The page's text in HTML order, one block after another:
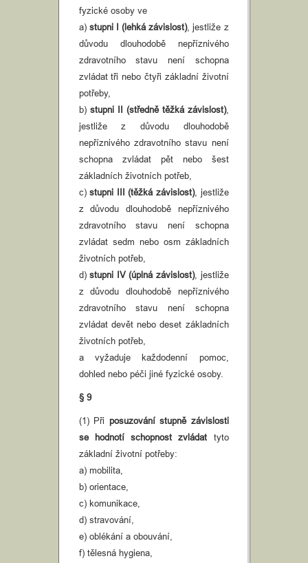
fyzické osoby ve
a) stupni I (lehká závislost), jestliže z
důvodu dlouhodobě nepříznivého
zdravotního stavu není schopna
zvládat tři nebo čtyři základní životní
potřeby,
b) stupni II (středně těžká závislost),
jestliže z důvodu dlouhodobě
nepříznivého zdravotního stavu není
schopna zvládat pět nebo šest
základních životních potřeb,
c)stupni III (těžká závislost), jestliže
z důvodu dlouhodobě nepříznivého
zdravotního stavu není schopna
zvládat sedm nebo osm základních
životních potřeb,
d)stupni IV (úplná závislost), jestliže
z důvodu dlouhodobě nepříznivého
zdravotního stavu není schopna
zvládat devět nebo deset základních
životních potřeb,
a vyžaduje každodenní pomoc,
dohled nebo péči jiné fyzické osoby.
§ 9
(1) Při posuzování stupně závislosti
se hodnotí schopnost zvládat tyto
základní životní potřeby:
a) mobilita,
b) orientace,
c) komunikace,
d) stravování,
e) oblékání a obouvání,
f) tělesná hygiena,